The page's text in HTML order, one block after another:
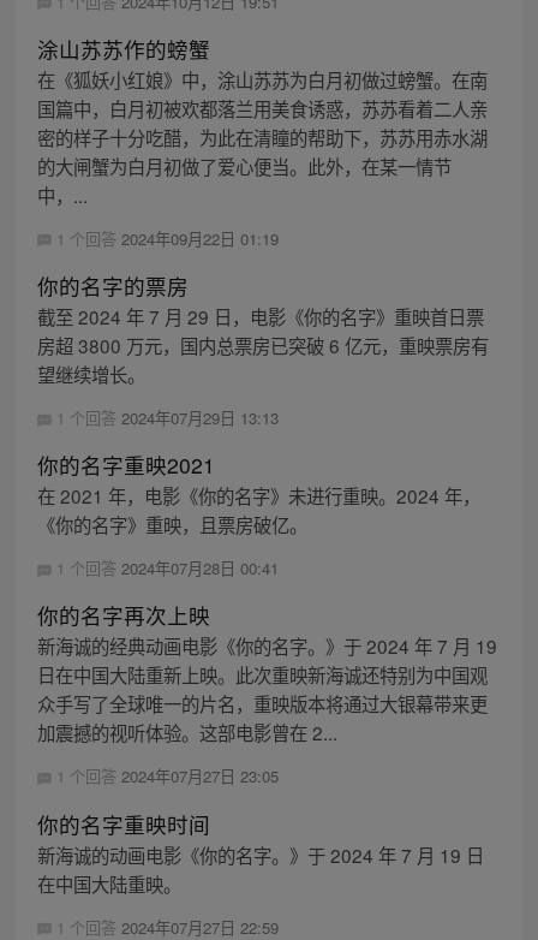
涂山苏苏作的螃蟹
在《狐妖小红娘》中，涂山苏苏为白月初做过螃蟹。在南
国篇中，白月初被欢都落兰用美食诱惑，苏苏看着二人亲
密的样子十分吃醋，为此在清瞳的帮助下，苏苏用赤水湖
的大闸蟹为白月初做了爱心便当。此外，在某一情节
中，...
1 个回答 2024年09月22日 01:19
你的名字的票房
截至 2024 年 7 月 29 日，电影《你的名字》重映首日票
房超 3800 万元，国内总票房已突破 6 亿元，重映票房有
望继续增长。
1 个回答 2024年07月29日 13:13
你的名字重映2021
在 2021 年，电影《你的名字》未进行重映。2024 年，
《你的名字》重映，且票房破亿。
1 个回答 2024年07月28日 00:41
你的名字再次上映
新海诚的经典动画电影《你的名字。》于 2024 年 7 月 19
日在中国大陆重新上映。此次重映新海诚还特别为中国观
众手写了全球唯一的片名，重映版本将通过大银幕带来更
加震撼的视听体验。这部电影曾在 2...
1 个回答 2024年07月27日 23:05
你的名字重映时间
新海诚的动画电影《你的名字。》于 2024 年 7 月 19 日
在中国大陆重映。
1 个回答 2024年07月27日 22:59